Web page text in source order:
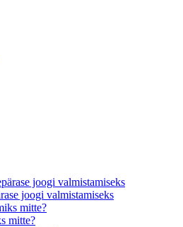
joogi valmistamiseks
mitte?